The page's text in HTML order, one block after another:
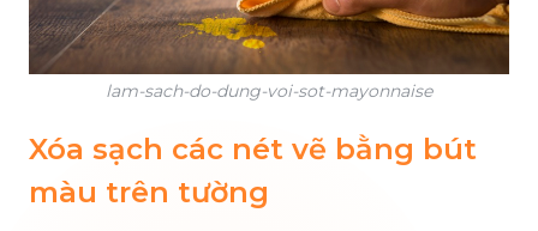
lam-sach-do-dung-voi-sot-mayonnaise
Xóa sạch các nét vẽ bằng bút
màu trên tường